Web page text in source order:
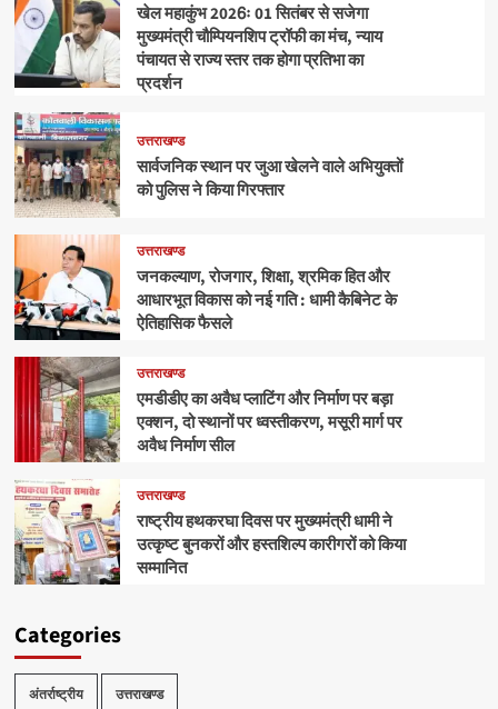
खेल महाकुंभ 2026ः 01 सितंबर से सजेगा
मुख्यमंत्री चौम्पियनशिप ट्रॉफी का मंच, न्याय
पंचायत से राज्य स्तर तक होगा प्रतिभा का
प्रदर्शन
उत्तराखण्ड
सार्वजनिक स्थान पर जुआ खेलने वाले अभियुक्तों
को पुलिस ने किया गिरफ्तार
उत्तराखण्ड
जनकल्याण, रोजगार, शिक्षा, श्रमिक हित और
आधारभूत विकास को नई गति : धामी कैबिनेट के
ऐतिहासिक फैसले
उत्तराखण्ड
एमडीडीए का अवैध प्लाटिंग और निर्माण पर बड़ा
एक्शन, दो स्थानों पर ध्वस्तीकरण, मसूरी मार्ग पर
अवैध निर्माण सील
उत्तराखण्ड
राष्ट्रीय हथकरघा दिवस पर मुख्यमंत्री धामी ने
उत्कृष्ट बुनकरों और हस्तशिल्प कारीगरों को किया
सम्मानित
Categories
अंतर्राष्ट्रीय उत्तराखण्ड